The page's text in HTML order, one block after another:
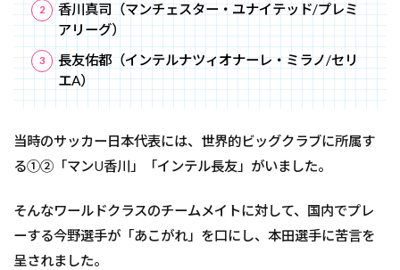
香川真司（マンチェスター・ユナイテッド/プレミ
アリーグ）
長友佑都（インテルナツィオナーレ・ミラノ/セリ
エA）
当時のサッカー日本代表には、世界的ビッグクラブに所属す
る①②「マンU香川」「インテル長友」がいました。
そんなワールドクラスのチームメイトに対して、国内でプレ
ーする今野選手が「あこがれ」を口にし、本田選手に苦言を
呈されました。